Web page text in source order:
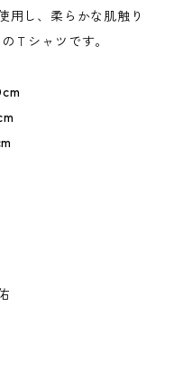
用し、柔らかな肌触り
Ｔシャツです。